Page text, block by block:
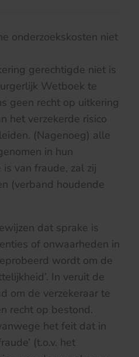
onderzoekskosten niet
gerechtigde niet is
Wetboek te
geen recht op uitkering
het verzekerde risico
(Nagenoeg) alle
in hun
van fraude, zal zij
(verband houdende
dat sprake is
of onwaarheden in
wordt om de
In veruit de
om de verzekeraar te
recht op bestond.
het feit dat in
(t.o.v. het